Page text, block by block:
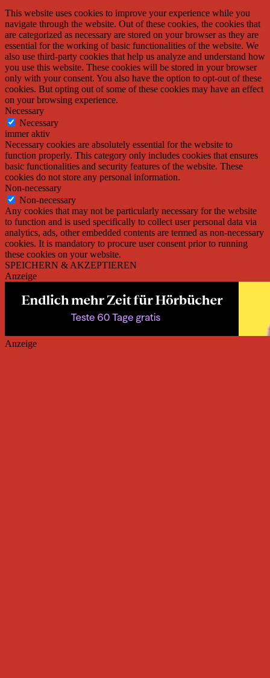
This website uses cookies to improve your experience while you
navigate through the website. Out of these cookies, the cookies that
are categorized as necessary are stored on your browser as they are
essential for the working of basic functionalities of the website. We
also use third-party cookies that help us analyze and understand how
you use this website. These cookies will be stored in your browser
only with your consent. You also have the option to opt-out of these
cookies. But opting out of some of these cookies may have an effect
on your browsing experience.
Necessary
Necessary
immer aktiv
Necessary cookies are absolutely essential for the website to
function properly. This category only includes cookies that ensures
basic functionalities and security features of the website. These
cookies do not store any personal information.
Non-necessary
Non-necessary
Any cookies that may not be particularly necessary for the website
to function and is used specifically to collect user personal data via
analytics, ads, other embedded contents are termed as non-necessary
cookies. It is mandatory to procure user consent prior to running
these cookies on your website.
SPEICHERN & AKZEPTIEREN
Anzeige
Anzeige